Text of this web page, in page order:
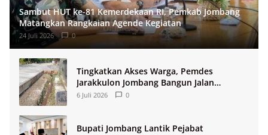
Sambut HUT ke-81 Kemerdekaan RI, Pemkab Jombang
Matangkan Rangkaian Agende Kegiatan
24 Juli 2026 0
Tingkatkan Akses Warga, Pemdes
Jarakkulon Jombang Bangun Jalan
Lingkungan
6 Juli 2026 0
Bupati Jombang Lantik Pejabat